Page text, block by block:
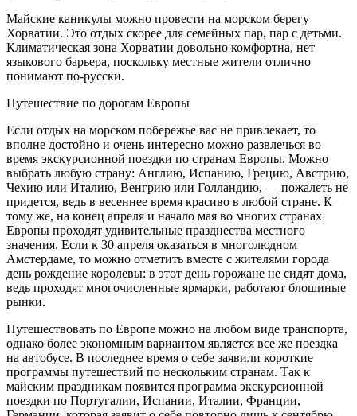
Майские каникулы можно провести на морском берегу
Хорватии. Это отдых скорее для семейных пар, пар с детьми.
Климатическая зона Хорватии довольно комфортна, нет
языкового барьера, поскольку местные жители отлично
понимают по-русски.
Путешествие по дорогам Европы
Если отдых на морском побережье вас не привлекает, то
вполне достойно и очень интересно можно развлечься во
время экскурсионной поездки по странам Европы. Можно
выбрать любую страну: Англию, Испанию, Грецию, Австрию,
Чехию или Италию, Венгрию или Голландию, — пожалеть не
придется, ведь в весеннее время красиво в любой стране. К
тому же, на конец апреля и начало мая во многих странах
Европы проходят удивительные празднества местного
значения. Если к 30 апреля оказаться в многолюдном
Амстердаме, то можно отметить вместе с жителями города
день рождение королевы: в этот день горожане не сидят дома,
ведь проходят многочисленные ярмарки, работают блошиные
рынки.
Путешествовать по Европе можно на любом виде транспорта,
однако более экономным вариантом является все же поездка
на автобусе. В последнее время о себе заявили короткие
программы путешествий по нескольким странам. Так к
майским праздникам появится программа экскурсионной
поездки по Португалии, Испании, Италии, Франции,